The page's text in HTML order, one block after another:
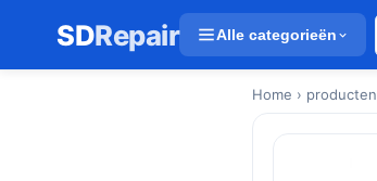
SDRepair Alle categorieën
Home › producten